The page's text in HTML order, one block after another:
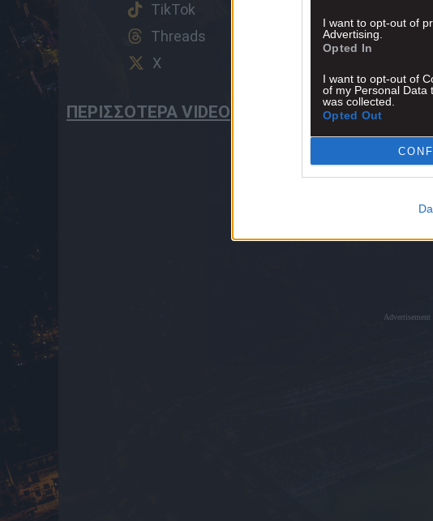
I want to opt-out of
Advertising.
Opted In
I want to opt-out of
of my Personal Data
was collected.
Opted Out
TikTok
Threads
X
ΠΕΡΙΣΣΟΤΕΡΑ VIDEO
Advertisement